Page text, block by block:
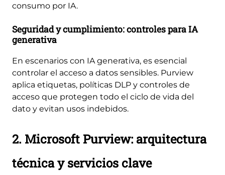
consumo por IA.
Seguridad y cumplimiento: controles para IA
generativa
En escenarios con IA generativa, es esencial
controlar el acceso a datos sensibles. Purview
aplica etiquetas, políticas DLP y controles de
acceso que protegen todo el ciclo de vida del
dato y evitan usos indebidos.
2. Microsoft Purview: arquitectura
técnica y servicios clave